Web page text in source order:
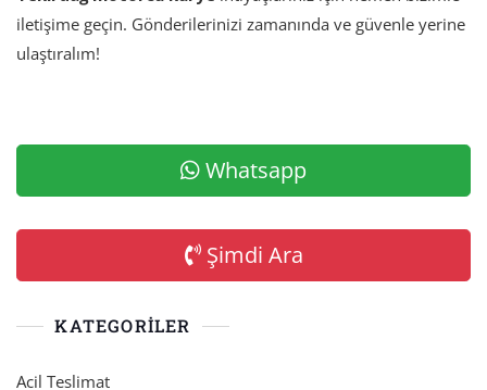
iletişime geçin. Gönderilerinizi zamanında ve güvenle yerine
ulaştıralım!
Whatsapp
Şimdi Ara
KATEGORILER
Acil Teslimat